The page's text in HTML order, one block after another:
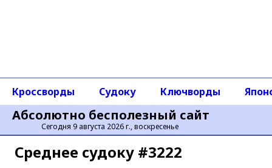
Абсолютно бесполезный сайт
Сегодня 9 августа 2026 г., воскресенье
Кроссворды Судоку Ключворды
Среднее cудоку #3222